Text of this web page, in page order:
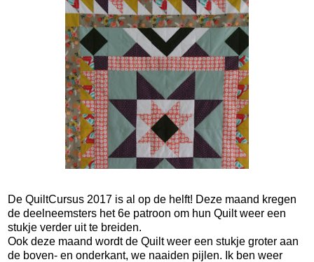
De QuiltCursus 2017 is al op de helft! Deze maand kregen
de deelneemsters het 6e patroon om hun Quilt weer een
stukje verder uit te breiden.
Ook deze maand wordt de Quilt weer een stukje groter aan
de boven- en onderkant, we naaiden pijlen. Ik ben weer